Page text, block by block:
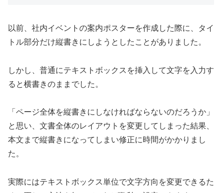
以前、社内イベントの案内ポスターを作成した際に、タイ
トル部分だけ縦書きにしようとしたことがありました。
しかし、普通にテキストボックスを挿入して文字を入力す
ると横書きのままでした。
「ページ全体を縦書きにしなければならないのだろうか」
と思い、文書全体のレイアウトを変更してしまった結果、
本文まで縦書きになってしまい修正に時間がかかりまし
た。
実際にはテキストボックス単位で文字方向を変更できるた